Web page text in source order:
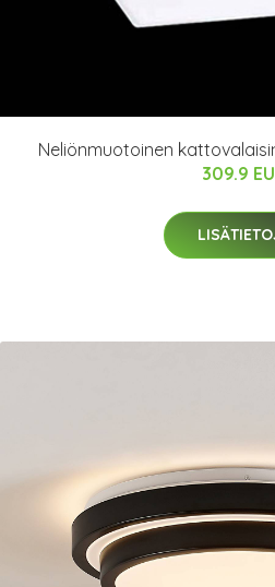
Neliönmuotoinen
309.9